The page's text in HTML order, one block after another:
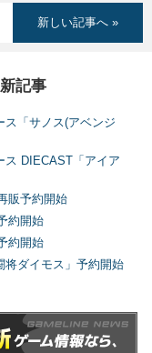
新しい記事へ »
記事
ス「サノス(アベンジ
ス DIECAST「アイア
販予約開始
約開始
約開始
将ダイモス」予約開始